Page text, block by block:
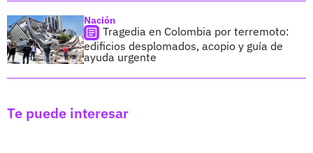
Nación
Tragedia en Colombia por terremoto:
edificios desplomados, acopio y guía de
ayuda urgente
Te puede interesar